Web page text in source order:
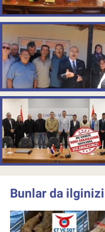
Bunlar da